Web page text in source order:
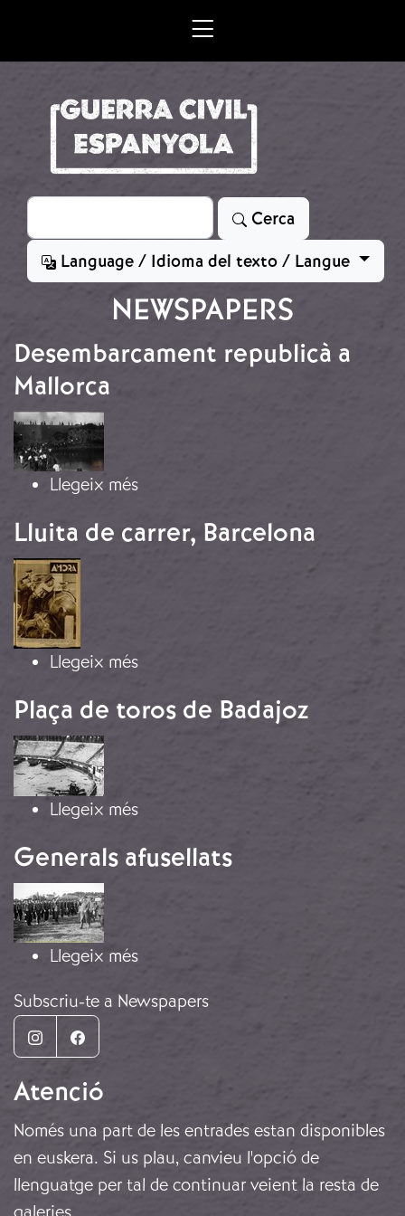
Cerca
Cerca
Language / Idioma del texto / Langue
NEWSPAPERS
Desembarcament republicà a
Mallorca
Imatge
Llegeix méssobre Desembarcament republicà
Lluita de carrer, Barcelona
Imatge
Llegeix méssobre Lluita de carrer, Barcelona
Plaça de toros de Badajoz
Imatge
Llegeix méssobre Plaça de toros de Badajoz
Generals afusellats
Imatge
Llegeix méssobre Generals afusellats
Subscriu-te a Newspapers
InstagramFacebook
Atenció
Només una part de les entrades estan disponibles
en euskera. Si us plau, canvieu l'opció de
llenguatge per tal de continuar veient la resta de